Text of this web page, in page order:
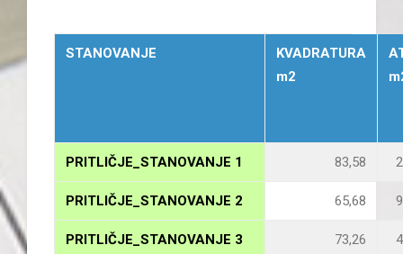
STANOVANJE
KVADRATURA
m2
PRITLIČJE_STANOVANJE 1 83,58
PRITLIČJE_STANOVANJE 2 65,68
PRITLIČJE_STANOVANJE 3 73,26